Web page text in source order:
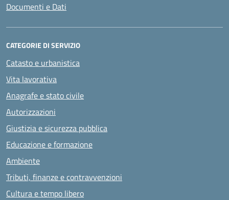
Documenti e Dati
CATEGORIE DI SERVIZIO
Catasto e urbanistica
Vita lavorativa
Anagrafe e stato civile
Autorizzazioni
Giustizia e sicurezza pubblica
Educazione e formazione
Ambiente
Tributi, finanze e contravvenzioni
Cultura e tempo libero